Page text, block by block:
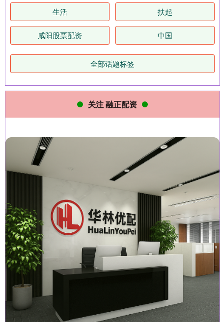
生活 扶起
咸阳股票配资 中国
全部话题标签
关注 融正配资